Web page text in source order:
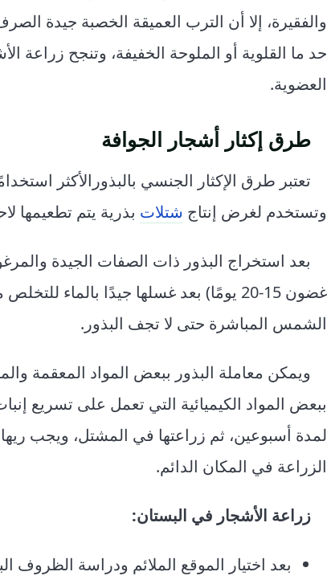
والفقيرة، إلا أن الترب العميقة الخصبة جيدة
حد ما القلوية أو الملوحة الخفيفة، وتنجح زراعة
العضوية.
طرق إكثار أشجار الجوافة
تعتبر طرق الإكثار الجنسي بالبذورالأكثر
وتستخدم لغرض إنتاج شتلات بذرية يتم تطعيمها
بعد استخراج البذور ذات الصفات الجيدة
غضون 15-20 يومًا) بعد غسلها جيدًا
الشمس المباشرة حتى لا تجف البذور.
ويمكن معاملة البذور ببعض المواد المعقمة
ببعض المواد الكيميائية التي تعمل على تسريع
لمدة أسبوعين، ثم زراعتها في المشتل، ويجب
الزراعة في المكان الدائم.
زراعة الأشجار في البستان:
بعد اختيار الموقع الملائم ودراسة الظروف